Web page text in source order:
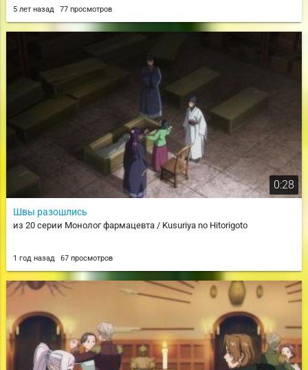
5 лет назад 77 просмотров
0:28
Швы разошлись
из 20 серии Монолог фармацевта / Kusuriya no Hitorigoto
1 год назад 67 просмотров